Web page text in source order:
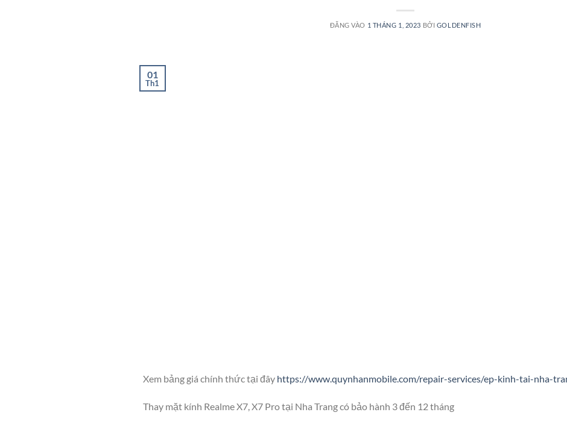
ĐĂNG VÀO 1 THÁNG 1, 2023 BỞI GOLDENFISH
01
Th1
Xem bảng giá chính thức tại đây https://www.quynhanmobile.com/repair-services/ep-kinh-tai-nha-
Thay mặt kính Realme X7, X7 Pro tại Nha Trang có bảo hành 3 đến 12 tháng